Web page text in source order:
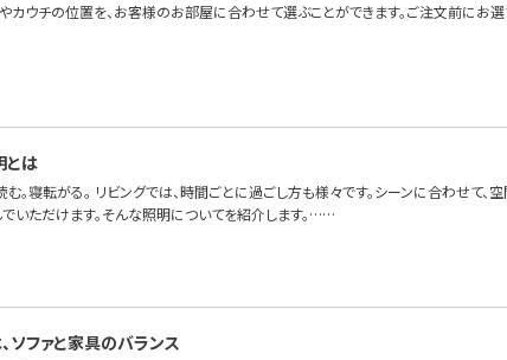
やカウチの位置を、お客様のお部屋に合わせて選ぶことができます。ご注文前にお
とは
む。寝転がる。 リビングでは、時間ごとに過ごし方も様々です。シーンに合わせて、
でいただけます。そんな照明についてを紹介します。……
ソファと家具のバランス